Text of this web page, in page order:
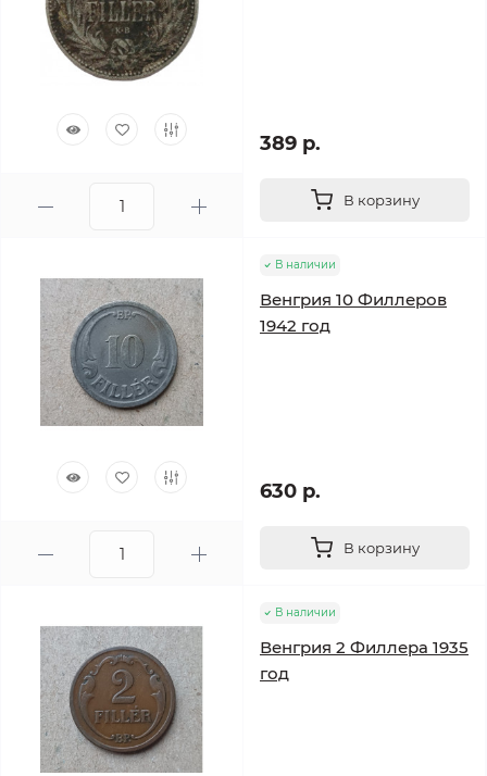
389 р.
В корзину
В наличии
Венгрия 10 Филлеров
1942 год
630 р.
В корзину
В наличии
Венгрия 2 Филлера 1935
год